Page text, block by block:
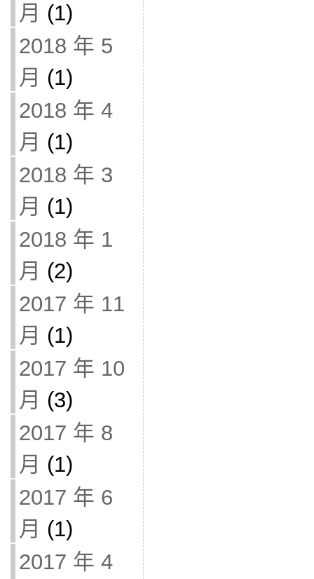
月 (1)
2018 年 5
月 (1)
2018 年 4
月 (1)
2018 年 3
月 (1)
2018 年 1
月 (2)
2017 年 11
月 (1)
2017 年 10
月 (3)
2017 年 8
月 (1)
2017 年 6
月 (1)
2017 年 4